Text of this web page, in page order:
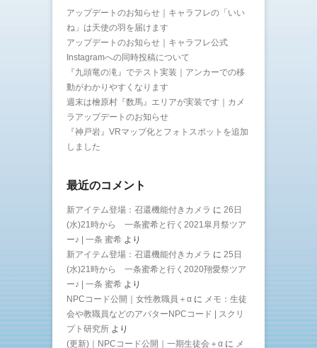
アップデートのお知らせ｜キャラフレの「いい
ね」は天使の羽を届けます
アップデートのお知らせ｜キャラフレ公式
Instagramへの同時投稿について
『九頭竜の滝』でテスト実装｜アンカーでの移
動がわかりやすくなります
週末は檜原村『数馬』エリアが実装です｜カメ
ラアップデートのお知らせ
『神戸岩』VRマップ化とフォトスポットを追加
しました
最近のコメント
新アイテム登場：召還機能付きカメラ に 26日
(水)21時から 一条蜜希と行く2021皐月祭ツア
ー♪ | 一条 蜜希 より
新アイテム登場：召還機能付きカメラ に 25日
(水)21時から 一条蜜希と行く2020翔愛祭ツア
ー♪ | 一条 蜜希 より
NPCコード公開｜女性教職員＋α に メモ：生徒
会や教職員などのアバターNPCコード | スクリ
プト研究所 より
(更新)｜NPCコード公開｜一期生徒会＋α に メ